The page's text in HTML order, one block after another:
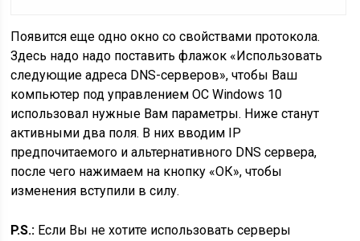
Появится еще одно окно со свойствами протокола.
Здесь надо надо поставить флажок «Использовать
следующие адреса DNS-серверов», чтобы Ваш
компьютер под управлением ОС Windows 10
использовал нужные Вам параметры. Ниже станут
активными два поля. В них вводим IP
предпочитаемого и альтернативного DNS сервера,
после чего нажимаем на кнопку «ОК», чтобы
изменения вступили в силу.
P.S.: Если Вы не хотите использовать серверы